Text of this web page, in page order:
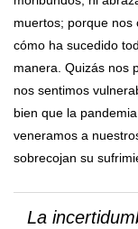
muertos; porque nos
cómo ha sucedido
manera. Quizás nos
nos sentimos
bien que la
veneramos a
sobrecojan su
La